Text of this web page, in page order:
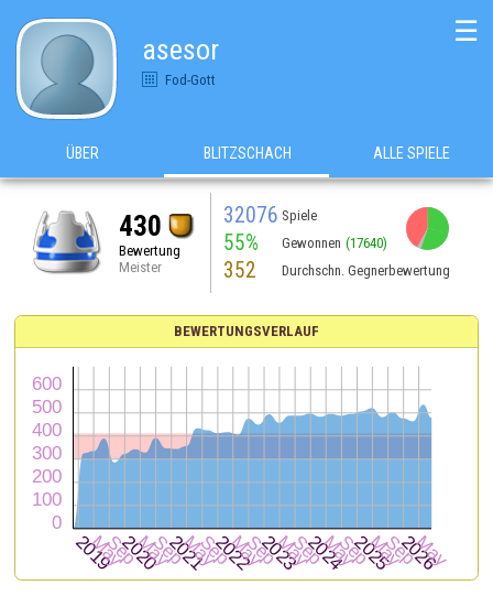
asesor
Fod-Gott
☰
ÜBER BLITZSCHACH ALLE SPIELE
430
Bewertung
Meister
32076 Spiele
55% Gewonnen (17640)
352 Durchschn. Gegnerbewertung
BEWERTUNGSVERLAUF